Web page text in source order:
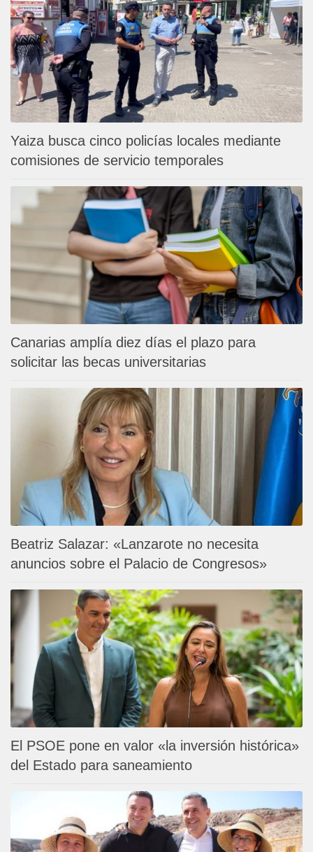
Yaiza busca cinco policías locales mediante
comisiones de servicio temporales
Canarias amplía diez días el plazo para
solicitar las becas universitarias
Beatriz Salazar: «Lanzarote no necesita
anuncios sobre el Palacio de Congresos»
El PSOE pone en valor «la inversión histórica»
del Estado para saneamiento